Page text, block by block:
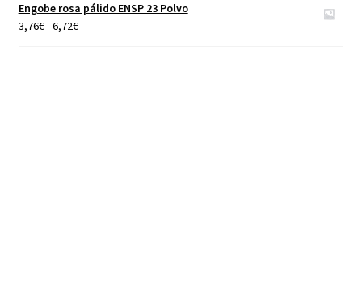
40,00€
Engobe rosa pálido ENSP 23 Polvo
3,76€-6,72€Rango